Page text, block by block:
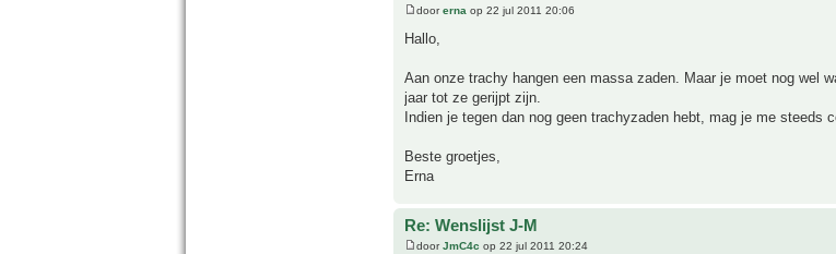
doorerna op 22 jul 2011 20:06
Hallo,
Aan onze trachy hangen een massa zaden. Maar je moet nog wel
jaar tot ze gerijpt zijn.
Indien je tegen dan nog geen trachyzaden hebt, mag je me steeds
Beste groetjes,
Erna
Re: Wenslijst J-M
doorJmC4c op 22 jul 2011 20:24